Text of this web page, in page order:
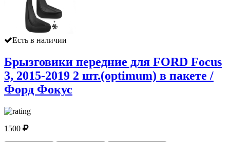
Есть в наличии
Брызговики передние для FORD Focus
3, 2015-2019 2 шт.(optimum) в пакете /
Форд Фокус
1500